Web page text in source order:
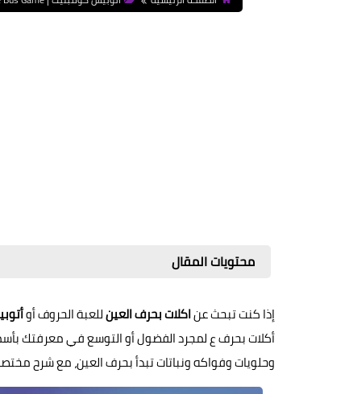
محتويات المقال
إذا كنت تبحث عناكلات بحرف العينللعبة الحروف أو
أكلات بحرف ع لمجرد الفضول أو التوسع في معرفتك
وحلويات وفواكه ونباتات تبدأ بحرف العين، مع شرح